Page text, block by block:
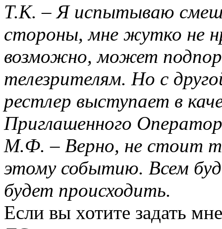
Т.К. – Я испытываю
стороны, мне жутко не
возможно, может
телезрителям. Но с
рестлер выступает в
Приглашенного
М.Ф. – Верно, не стоит
этому событию. Всем
будет происходить.
Если вы хотите задать